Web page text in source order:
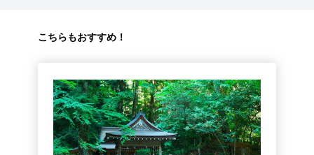
こちらもおすすめ！